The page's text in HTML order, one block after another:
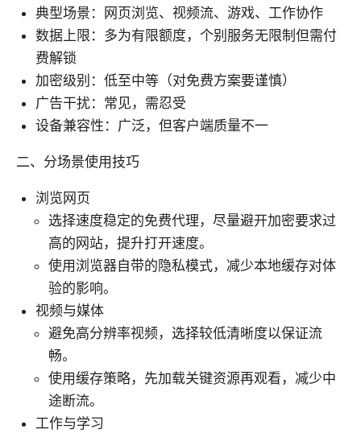
典型场景：网页浏览、视频流、游戏、工作协作
数据上限：多为有限额度，个别服务无限制但需付
费解锁
加密级别：低至中等（对免费方案要谨慎）
广告干扰：常见，需忍受
设备兼容性：广泛，但客户端质量不一
二、分场景使用技巧
浏览网页
选择速度稳定的免费代理，尽量避开加密要求过
高的网站，提升打开速度。
使用浏览器自带的隐私模式，减少本地缓存对体
验的影响。
视频与媒体
避免高分辨率视频，选择较低清晰度以保证流
畅。
使用缓存策略，先加载关键资源再观看，减少中
途断流。
工作与学习